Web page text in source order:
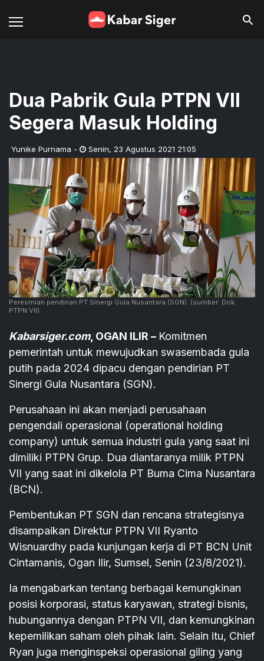
Dua Pabrik Gula PTPN VII
Segera Masuk Holding
Yunike Purnama - Senin, 23 Agustus 2021 21:05
Peresmian pendirian PT Sinergi Gula Nusantara (SGN). (sumber: Dok.
PTPN VII)
Kabarsiger.com, OGAN ILIR – Komitmen
pemerintah untuk mewujudkan swasembada gula
putih pada 2024 dipacu dengan pendirian PT
Sinergi Gula Nusantara (SGN).
Perusahaan ini akan menjadi perusahaan
pengendali operasional (operational holding
company) untuk semua industri gula yang saat ini
dimiliki PTPN Grup. Dua diantaranya milik PTPN
VII yang saat ini dikelola PT Buma Cima Nusantara
(BCN).
Pembentukan PT SGN dan rencana strategisnya
disampaikan Direktur PTPN VII Ryanto
Wisnuardhy pada kunjungan kerja di PT BCN Unit
Cintamanis, Ogan Ilir, Sumsel, Senin (23/8/2021).
Ia mengabarkan tentang berbagai kemungkinan
posisi korporasi, status karyawan, strategi bisnis,
hubungannya dengan PTPN VII, dan kemungkinan
kepemilikan saham oleh pihak lain. Selain itu, Chief
Ryan juga menginspeksi operasional giling yang